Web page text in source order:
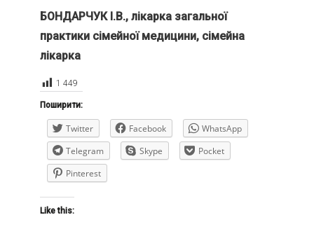
БОНДАРЧУК І.В., лікарка загальної
практики сімейної медицини, сімейна
лікарка
1 449
Поширити:
Twitter Facebook
WhatsApp
Telegram
Skype
Pocket
Pinterest
Like this: